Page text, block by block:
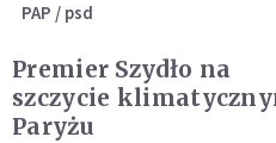
PAP / psd
Premier Szydło na
szczycie
Paryżu